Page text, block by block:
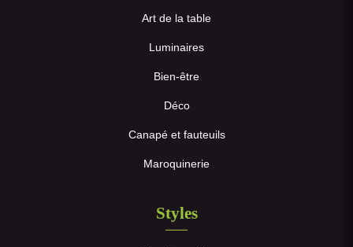
Art de la table
Luminaires
Bien-être
Déco
Canapé et fauteuils
Maroquinerie
Styles